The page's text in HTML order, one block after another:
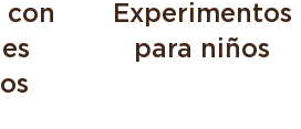
con
Experimentos
para niños